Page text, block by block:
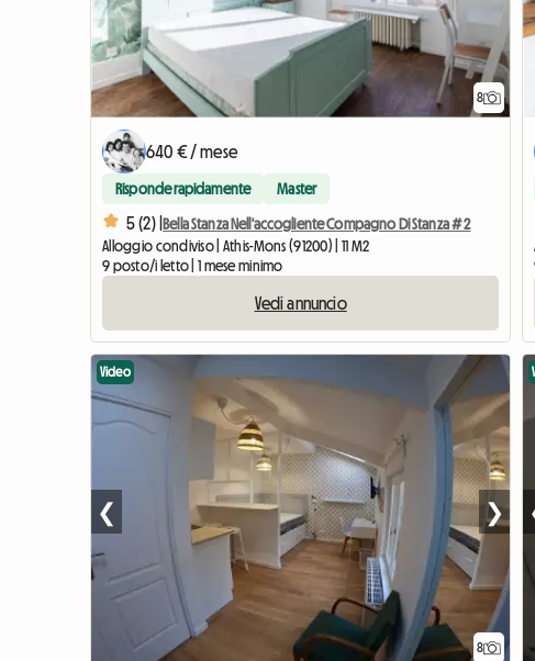
8
640 € / mese
Risponde rapidamente Master
5 (2) |Bella Stanza Nell'accogliente Compagno Di Stanza # 2
Alloggio condiviso | Athis-Mons (91200) | 11 M2
9 posto/i letto | 1 mese minimo
Vedi annuncio
8
Video
❮ ❯